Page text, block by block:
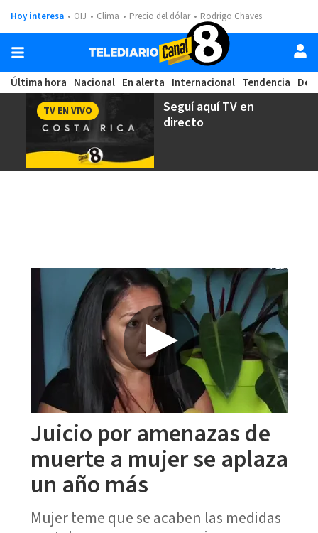
Hoy interesa OIJ Clima Precio del dólar Rodrigo Chaves
Última hora Nacional En alerta Internacional Tendencia
Seguí aquíTV en
directo
TV EN VIVO
Juicio por amenazas de
muerte a mujer se aplaza
un año más
Mujer teme que se acaben las medidas